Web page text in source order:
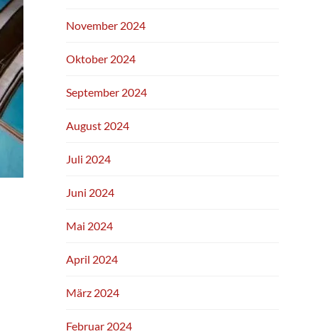
November 2024
Oktober 2024
September 2024
August 2024
Juli 2024
Juni 2024
Mai 2024
April 2024
März 2024
Februar 2024